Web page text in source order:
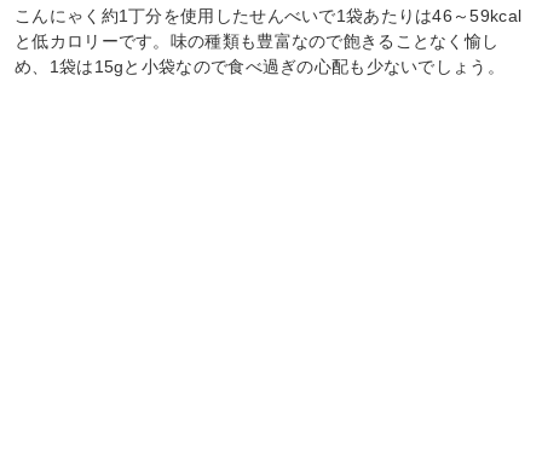
こんにゃく約1丁分を使用したせんべいで1袋あたりは46～59kcal
と低カロリーです。味の種類も豊富なので飽きることなく愉し
め、1袋は15gと小袋なので食べ過ぎの心配も少ないでしょう。